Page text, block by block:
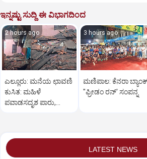
ಇನ್ನಷ್ಟು ಸುದ್ದಿ ಈ ವಿಭಾಗದಿಂದ
2 hours ago
ಎಲ್ಲೂರು: ಮನೆಯ ಛಾವಣಿ
ಕುಸಿತ: ಮಹಿಳೆ
ಪವಾಡಸದೃಶ ಪಾರು,
3 hours ago
ಮಣಿಪಾಲ: ಕೆನರಾ
"ಫ್ರೀಡಂ ರನ್‌' ಸಂಪನ್ನ
LATEST NEWS